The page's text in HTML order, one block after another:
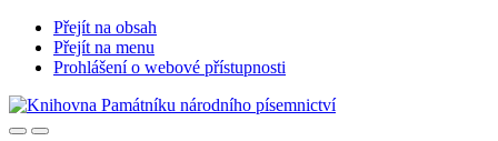
Přejít na obsah
Přejít na menu
Prohlášení o webové přístupnosti